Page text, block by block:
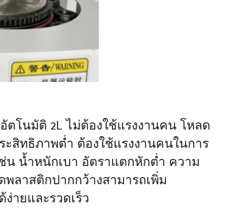
ตโนมัติ 2L ไม่ต้องใช้แรงงานคน โหลด
สิทธิภาพต่ำ ต้องใช้แรงงานคนในการ
น้ำหนักเบา อัตราแตกหักต่ำ ความ
ลาสติกปากกว้างสามารถเพิ่ม
ายและรวดเร็ว